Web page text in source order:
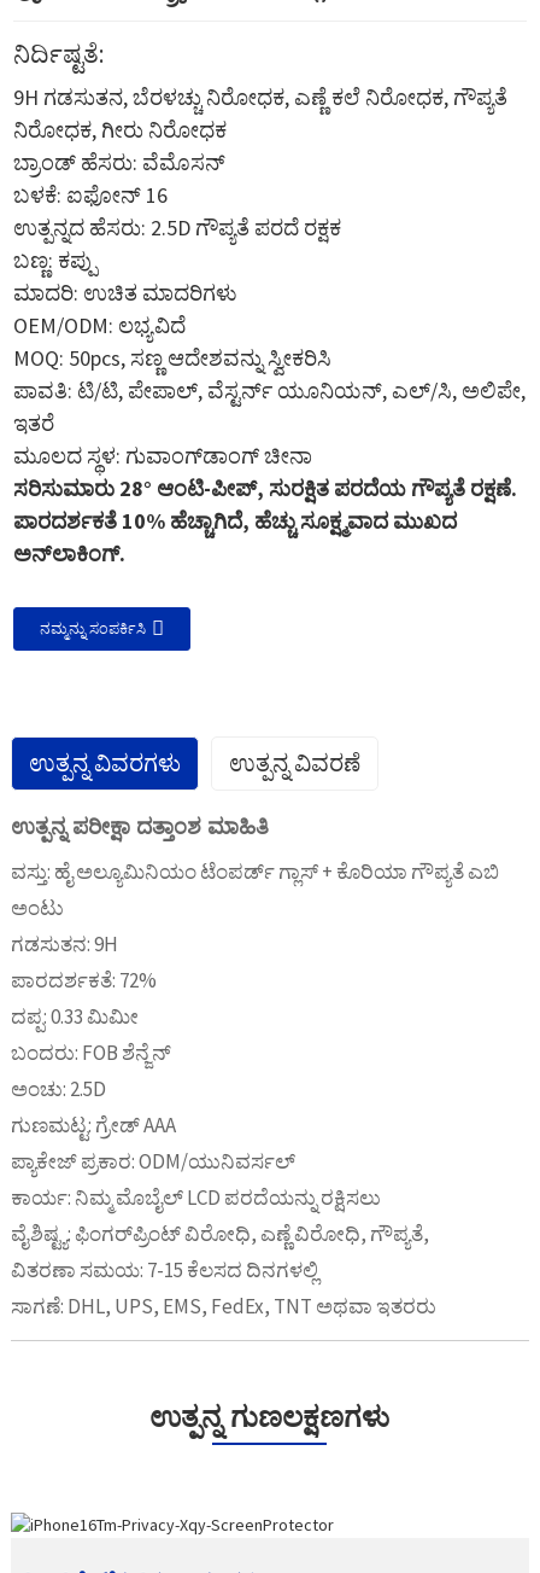
ನಿರ್ದಿಷ್ಟತೆ:
9H ಗಡಸುತನ, ಬೆರಳಚ್ಚು ನಿರೋಧಕ, ಎಣ್ಣೆ ಕಲೆ ನಿರೋಧಕ, ಗೌಪ್ಯತೆ
ನಿರೋಧಕ, ಗೀರು ನಿರೋಧಕ
ಬ್ರಾಂಡ್ ಹೆಸರು: ವೆಮೊಸನ್
ಬಳಕೆ: ಐಫೋನ್ 16
ಉತ್ಪನ್ನದ ಹೆಸರು: 2.5D ಗೌಪ್ಯತೆ ಪರದೆ ರಕ್ಷಕ
ಬಣ್ಣ: ಕಪ್ಪು
ಮಾದರಿ: ಉಚಿತ ಮಾದರಿಗಳು
OEM/ODM: ಲಭ್ಯವಿದೆ
MOQ: 50pcs, ಸಣ್ಣ ಆದೇಶವನ್ನು ಸ್ವೀಕರಿಸಿ
ಪಾವತಿ: ಟಿ/ಟಿ, ಪೇಪಾಲ್, ವೆಸ್ಟರ್ನ್ ಯೂನಿಯನ್, ಎಲ್/ಸಿ, ಅಲಿಪೇ,
ಇತರೆ
ಮೂಲದ ಸ್ಥಳ: ಗುವಾಂಗ್‌ಡಾಂಗ್ ಚೀನಾ
ಸರಿಸುಮಾರು 28° ಆಂಟಿ-ಪೀಪ್, ಸುರಕ್ಷಿತ ಪರದೆಯ ಗೌಪ್ಯತೆ ರಕ್ಷಣೆ.
ಪಾರದರ್ಶಕತೆ 10% ಹೆಚ್ಚಾಗಿದೆ, ಹೆಚ್ಚು ಸೂಕ್ಷ್ಮವಾದ ಮುಖದ
ಅನ್‌ಲಾಕಿಂಗ್.
ನಮ್ಮನ್ನು ಸಂಪರ್ಕಿಸಿ
ಉತ್ಪನ್ನ ವಿವರಗಳು ಉತ್ಪನ್ನ ವಿವರಣೆ
ಉತ್ಪನ್ನ ಪರೀಕ್ಷಾ ದತ್ತಾಂಶ ಮಾಹಿತಿ
ವಸ್ತು: ಹೈ ಅಲ್ಯೂಮಿನಿಯಂ ಟೆಂಪರ್ಡ್ ಗ್ಲಾಸ್ + ಕೊರಿಯಾ ಗೌಪ್ಯತೆ ಎಬಿ
ಅಂಟು
ಗಡಸುತನ: 9H
ಪಾರದರ್ಶಕತೆ: 72%
ದಪ್ಪ: 0.33 ಮಿಮೀ
ಬಂದರು: FOB ಶೆನ್ಜೆನ್
ಅಂಚು: 2.5D
ಗುಣಮಟ್ಟ: ಗ್ರೇಡ್ AAA
ಪ್ಯಾಕೇಜ್ ಪ್ರಕಾರ: ODM/ಯುನಿವರ್ಸಲ್
ಕಾರ್ಯ: ನಿಮ್ಮ ಮೊಬೈಲ್ LCD ಪರದೆಯನ್ನು ರಕ್ಷಿಸಲು
ವೈಶಿಷ್ಟ್ಯ: ಫಿಂಗರ್‌ಪ್ರಿಂಟ್ ವಿರೋಧಿ, ಎಣ್ಣೆ ವಿರೋಧಿ, ಗೌಪ್ಯತೆ,
ವಿತರಣಾ ಸಮಯ: 7-15 ಕೆಲಸದ ದಿನಗಳಲ್ಲಿ
ಸಾಗಣೆ: DHL, UPS, EMS, FedEx, TNT ಅಥವಾ ಇತರರು
ಉತ್ಪನ್ನ ಗುಣಲಕ್ಷಣಗಳು